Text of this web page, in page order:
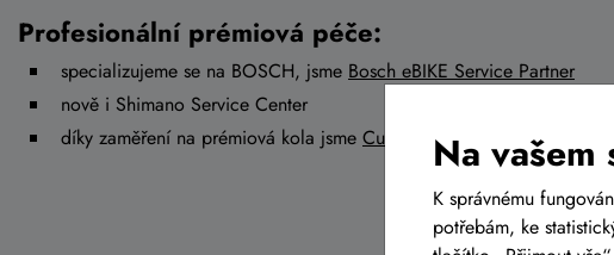
Profesionální prémiová péče:
specializujeme se na BOSCH, jsme Bosch eBIKE Service Partner
nově i Shimano Service Center
díky zaměření na prémiová kola jsme Cube Premium Dealer
Na
K správnému
potřebám, ke